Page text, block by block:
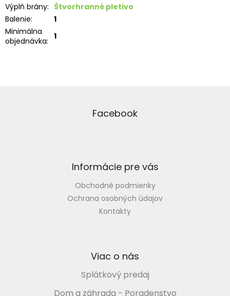
Výplň brány: Štvorhranné pletivo
Balenie:
1
Minimálna
objednávka: 1
Facebook
Informácie pre vás
Obchodné podmienky
Ochrana osobných údajov
Kontakty
Viac o nás
Splátkový predaj
Dom a záhrada - Poradenstvo